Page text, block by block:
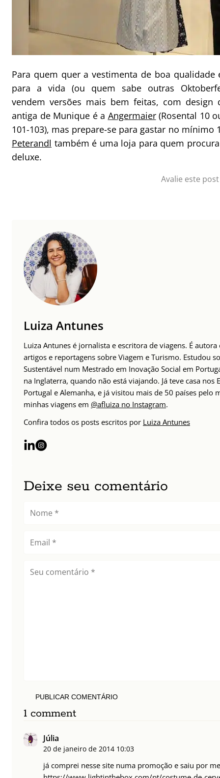
Para quem quer a vestimenta de boa qualidade
para a vida (ou quem sabe outras
vendem versões mais bem feitas, com design
antiga de Munique é a Angermaier(Rosental 10
101-103), mas prepare-se para gastar no mínimo
Peterandl também é uma loja para quem
deluxe.
Avalie este post
Luiza Antunes
Luiza Antunes é jornalista e escritora de viagens. É
artigos e reportagens sobre Viagem e Turismo. Estudou
Sustentável num Mestrado em Inovação Social em
na Inglaterra, quando não está viajando. Já teve casa nos
Portugal e Alemanha, e já visitou mais de 50 países pelo
minhas viagens em @afluiza no Instagram.
Confira todos os posts escritos por Luiza Antunes
Deixe seu comentário
PUBLICAR COMENTÁRIO
1 comment
Júlia
20 de janeiro de 2014 10:03
já comprei nesse site numa promoção e saiu por